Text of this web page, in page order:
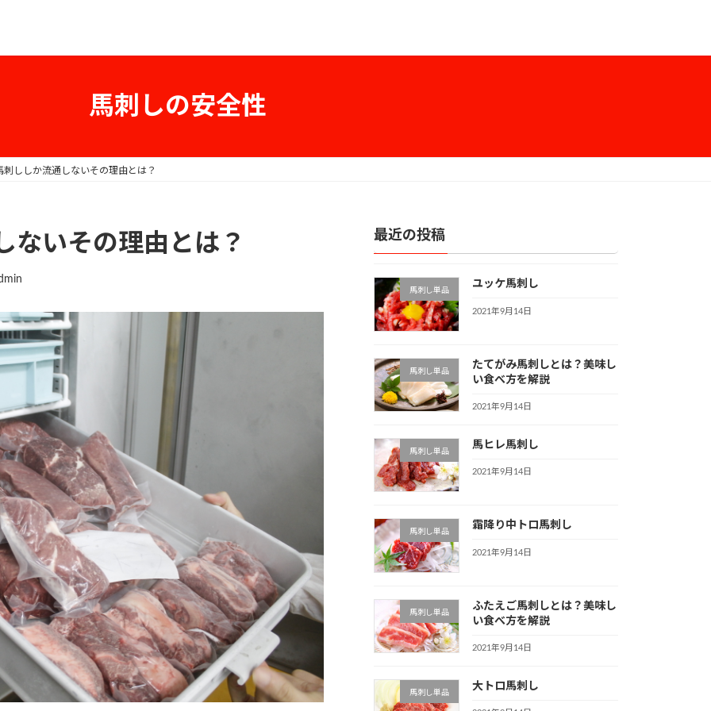
馬刺しの安全性
刺ししか流通しないその理由とは？
ないその理由とは？ 最近の投稿
馬刺し単品
ユッケ馬刺し
2021年9月14日
馬刺し単品
たてがみ馬刺しとは？美味し
い食べ方を解説
2021年9月14日
馬刺し単品
馬ヒレ馬刺し
2021年9月14日
馬刺し単品
霜降り中トロ馬刺し
2021年9月14日
馬刺し単品
ふたえご馬刺しとは？美味し
い食べ方を解説
2021年9月14日
馬刺し単品
大トロ馬刺し